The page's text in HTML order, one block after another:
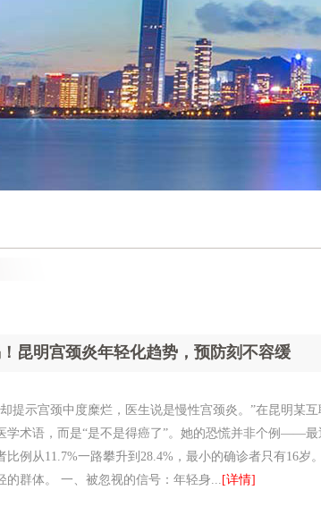
昆明宫颈炎年轻化趋势，预防刻不容缓
提示宫颈中度糜烂，医生说是慢性宫颈炎。”在昆明某
学术语，而是“是不是得癌了”。她的恐慌并非个例——
比例从11.7%一路攀升到28.4%，最小的确诊者只有16岁
的群体。 一、被忽视的信号：年轻身... [详情]